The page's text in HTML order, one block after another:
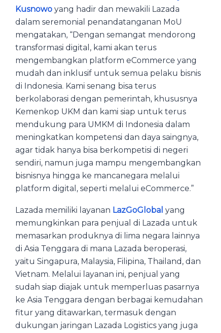
Kusnowo yang hadir dan mewakili Lazada
dalam seremonial penandatanganan MoU
mengatakan, “Dengan semangat mendorong
transformasi digital, kami akan terus
mengembangkan platform eCommerce yang
mudah dan inklusif untuk semua pelaku bisnis
di Indonesia. Kami senang bisa terus
berkolaborasi dengan pemerintah, khususnya
Kemenkop UKM dan kami siap untuk terus
mendukung para UMKM di Indonesia dalam
meningkatkan kompetensi dan daya saingnya,
agar tidak hanya bisa berkompetisi di negeri
sendiri, namun juga mampu mengembangkan
bisnisnya hingga ke mancanegara melalui
platform digital, seperti melalui eCommerce.”
Lazada memiliki layanan LazGoGlobal yang
memungkinkan para penjual di Lazada untuk
memasarkan produknya di lima negara lainnya
di Asia Tenggara di mana Lazada beroperasi,
yaitu Singapura, Malaysia, Filipina, Thailand, dan
Vietnam. Melalui layanan ini, penjual yang
sudah siap diajak untuk memperluas pasarnya
ke Asia Tenggara dengan berbagai kemudahan
fitur yang ditawarkan, termasuk dengan
dukungan jaringan Lazada Logistics yang juga